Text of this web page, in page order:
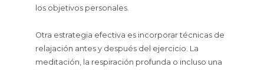
los objetivos personales.
Otra estrategia efectiva es incorporar técnicas de
relajación antes y después del ejercicio. La
meditación, la respiración profunda o incluso una